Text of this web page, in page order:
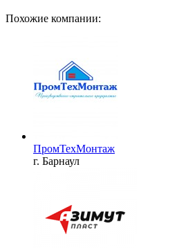
Похожие компании:
ПромТехМонтаж
г. Барнаул